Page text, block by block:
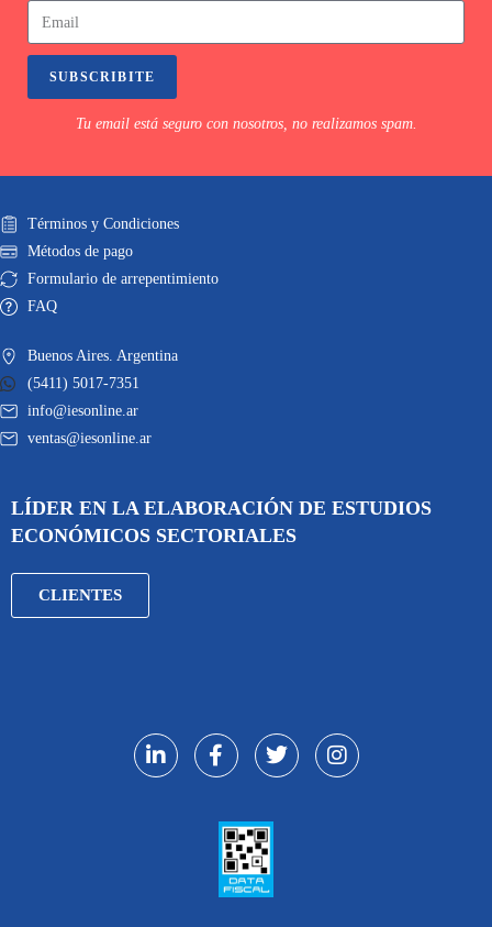
SUBSCRIBITE
Tu email está seguro con nosotros, no realizamos spam.
Términos y Condiciones
Métodos de pago
Formulario de arrepentimiento
FAQ
Buenos Aires. Argentina
(5411) 5017-7351
info@iesonline.ar
ventas@iesonline.ar
LÍDER EN LA ELABORACIÓN DE ESTUDIOS
ECONÓMICOS SECTORIALES
CLIENTES